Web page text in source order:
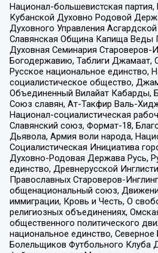
Национал-большевистская
Кубанской Духовно Родовой
Духовного Управления
Славянская Община Капища Веды
Духовная Семинария Староверов-
Богодержавию, Таблиги Джамаат,
Русское национальное единство,
социалистическое общество,
Объединенный Вилайат Кабарды,
Союз славян, Ат-Такфир Валь-
Национал-социалистическая
Славянский союз, Формат-18,
Дьявола, Армия воли народа,
Социалистическая Инициатива
Духовно-Родовая Держава Русь,
единство, Древнерусской
Православных Староверов-
общенациональный союз,
иммиграции, Кровь и Честь, О
религиозных объединениях,
общественного политического
национальное единство, Северное
Болельщиков Футбольного Клуба